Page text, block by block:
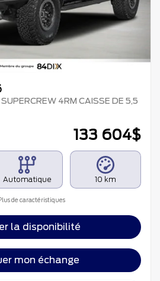
4RM CAISSE DE 5,5
133 604$
Automatique 10 km
de caractéristiques
la disponibilité
mon échange